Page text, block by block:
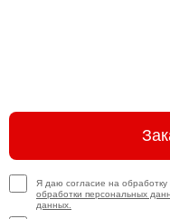
Я даю согласие на обработку
обработки персональных
данных.